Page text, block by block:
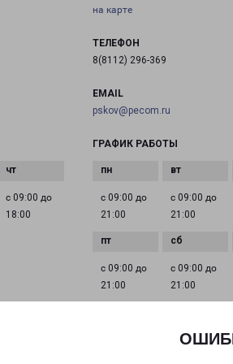
с 09:00 до
18:00
на карте
ТЕЛЕФОН
8(8112) 296-369
EMAIL
pskov@pecom.ru
ГРАФИК РАБОТЫ
с 09:00 до
21:00
с 09:00 до
21:00
с 09:00 до
21:00
с 09:00 до
21:00